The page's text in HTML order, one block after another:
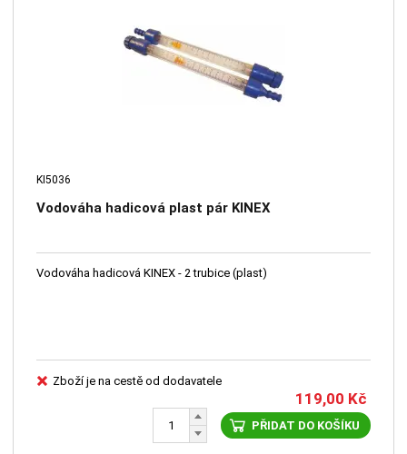
KI5036
Vodováha hadicová plast pár KINEX
Vodováha hadicová KINEX - 2 trubice (plast)
Zboží je na cestě od dodavatele
119,00 Kč
PŘIDAT DO KOŠÍKU